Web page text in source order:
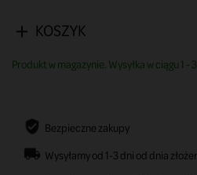
KOSZYK
Produkt w magazynie. Wysyłka w ciągu 1 -
Bezpieczne zakupy
Wysyłamy od 1-3 dni od dnia